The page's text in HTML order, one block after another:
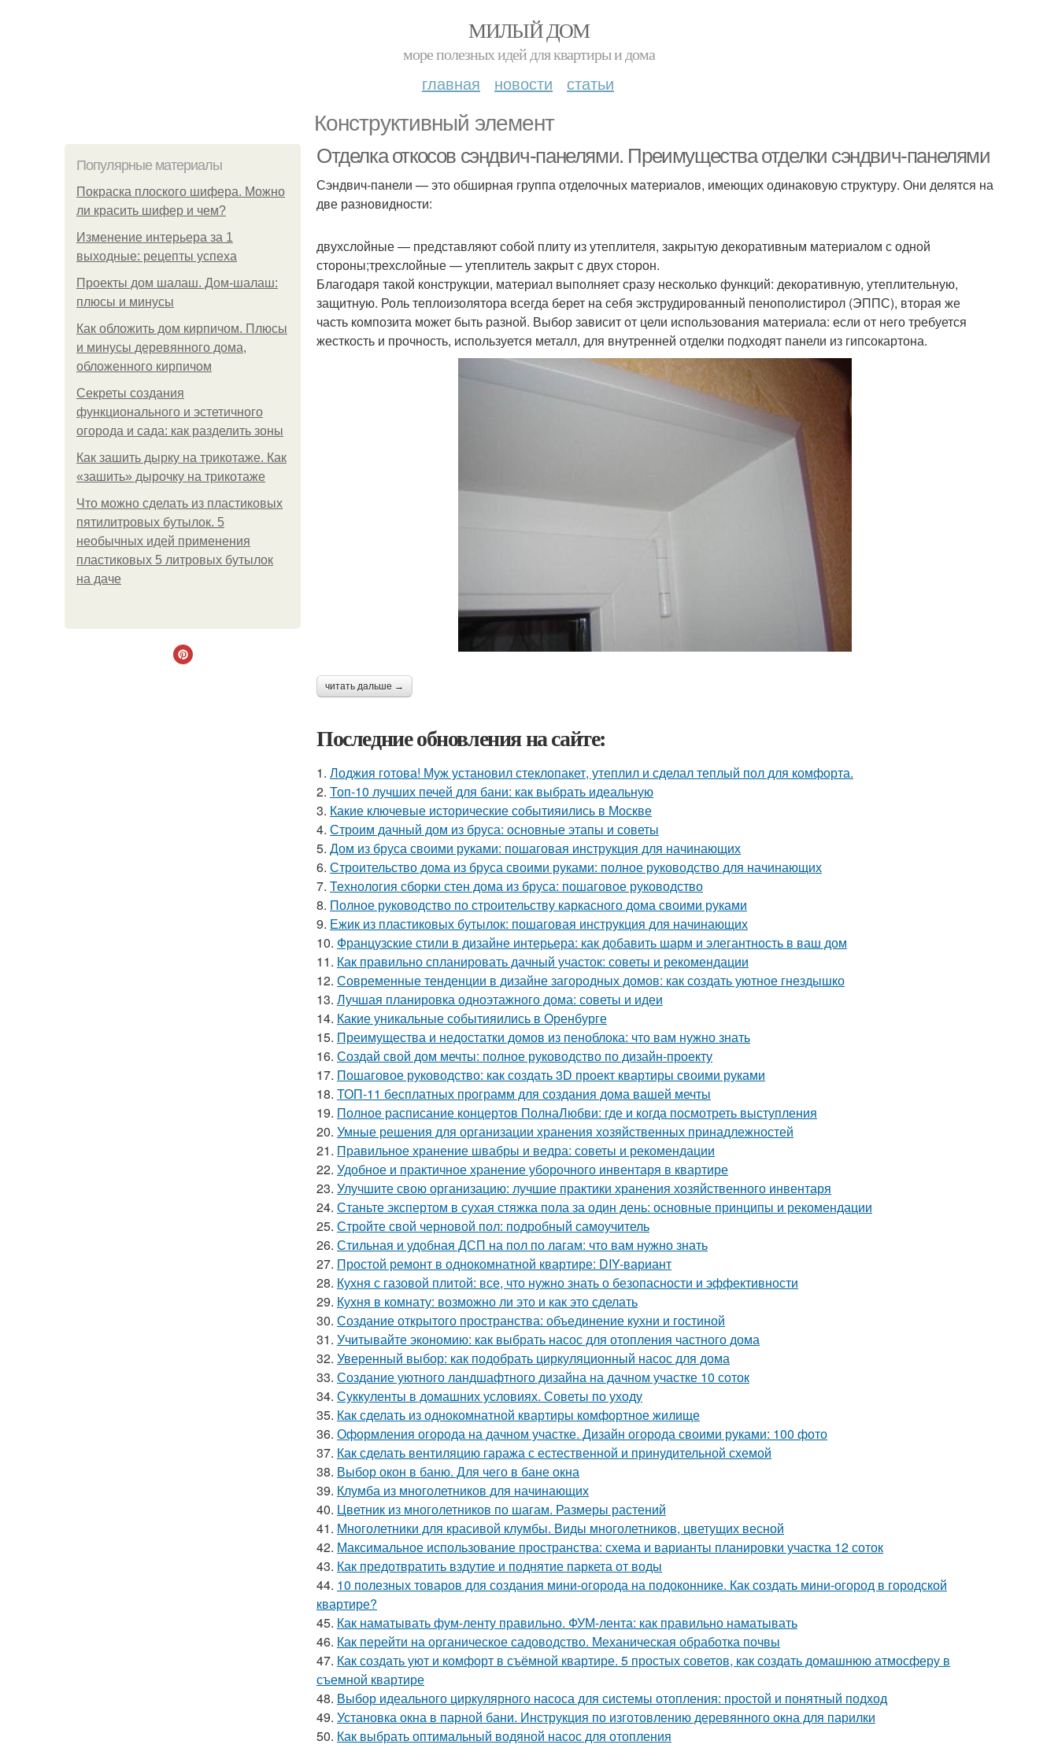
МИЛЫЙ ДОМ
море полезных идей для квартиры и дома
главная новости статьи
Конструктивный элемент
Популярные материалы
Покраска плоского шифера. Можно
ли красить шифер и чем?
Изменение интерьера за 1
выходные: рецепты успеха
Проекты дом шалаш. Дом-шалаш:
плюсы и минусы
Как обложить дом кирпичом. Плюсы
и минусы деревянного дома,
обложенного кирпичом
Секреты создания
функционального и эстетичного
огорода и сада: как разделить зоны
Как зашить дырку на трикотаже. Как
«зашить» дырочку на трикотаже
Что можно сделать из пластиковых
пятилитровых бутылок. 5
необычных идей применения
пластиковых 5 литровых бутылок
на даче
Отделка откосов сэндвич-панелями. Преимущества отделки сэндвич-панелями
Сэндвич-панели — это обширная группа отделочных материалов, имеющих одинаковую структуру. Они делятся на
две разновидности:
двухслойные — представляют собой плиту из утеплителя, закрытую декоративным материалом с одной
стороны;трехслойные — утеплитель закрыт с двух сторон.
Благодаря такой конструкции, материал выполняет сразу несколько функций: декоративную, утеплительную,
защитную. Роль теплоизолятора всегда берет на себя экструдированный пенополистирол (ЭППС), вторая же
часть композита может быть разной. Выбор зависит от цели использования материала: если от него требуется
жесткость и прочность, используется металл, для внутренней отделки подходят панели из гипсокартона.
читать дальше →
Последние обновления на сайте:
1. Лоджия готова! Муж установил стеклопакет, утеплил и сделал теплый пол для комфорта.
2. Топ-10 лучших печей для бани: как выбрать идеальную
3. Какие ключевые исторические событияились в Москве
4. Строим дачный дом из бруса: основные этапы и советы
5. Дом из бруса своими руками: пошаговая инструкция для начинающих
6. Строительство дома из бруса своими руками: полное руководство для начинающих
7. Технология сборки стен дома из бруса: пошаговое руководство
8. Полное руководство по строительству каркасного дома своими руками
9. Ежик из пластиковых бутылок: пошаговая инструкция для начинающих
10. Французские стили в дизайне интерьера: как добавить шарм и элегантность в ваш дом
11. Как правильно спланировать дачный участок: советы и рекомендации
12. Современные тенденции в дизайне загородных домов: как создать уютное гнездышко
13. Лучшая планировка одноэтажного дома: советы и идеи
14. Какие уникальные событияились в Оренбурге
15. Преимущества и недостатки домов из пеноблока: что вам нужно знать
16. Создай свой дом мечты: полное руководство по дизайн-проекту
17. Пошаговое руководство: как создать 3D проект квартиры своими руками
18. ТОП-11 бесплатных программ для создания дома вашей мечты
19. Полное расписание концертов ПолнаЛюбви: где и когда посмотреть выступления
20. Умные решения для организации хранения хозяйственных принадлежностей
21. Правильное хранение швабры и ведра: советы и рекомендации
22. Удобное и практичное хранение уборочного инвентаря в квартире
23. Улучшите свою организацию: лучшие практики хранения хозяйственного инвентаря
24. Станьте экспертом в сухая стяжка пола за один день: основные принципы и рекомендации
25. Стройте свой черновой пол: подробный самоучитель
26. Стильная и удобная ДСП на пол по лагам: что вам нужно знать
27. Простой ремонт в однокомнатной квартире: DIY-вариант
28. Кухня с газовой плитой: все, что нужно знать о безопасности и эффективности
29. Кухня в комнату: возможно ли это и как это сделать
30. Создание открытого пространства: объединение кухни и гостиной
31. Учитывайте экономию: как выбрать насос для отопления частного дома
32. Уверенный выбор: как подобрать циркуляционный насос для дома
33. Создание уютного ландшафтного дизайна на дачном участке 10 соток
34. Суккуленты в домашних условиях. Советы по уходу
35. Как сделать из однокомнатной квартиры комфортное жилище
36. Оформления огорода на дачном участке. Дизайн огорода своими руками: 100 фото
37. Как сделать вентиляцию гаража с естественной и принудительной схемой
38. Выбор окон в баню. Для чего в бане окна
39. Клумба из многолетников для начинающих
40. Цветник из многолетников по шагам. Размеры растений
41. Многолетники для красивой клумбы. Виды многолетников, цветущих весной
42. Максимальное использование пространства: схема и варианты планировки участка 12 соток
43. Как предотвратить вздутие и поднятие паркета от воды
44. 10 полезных товаров для создания мини-огорода на подоконнике. Как создать мини-огород в городской
квартире?
45. Как наматывать фум-ленту правильно. ФУМ-лента: как правильно наматывать
46. Как перейти на органическое садоводство. Механическая обработка почвы
47. Как создать уют и комфорт в съёмной квартире. 5 простых советов, как создать домашнюю атмосферу в
съемной квартире
48. Выбор идеального циркулярного насоса для системы отопления: простой и понятный подход
49. Установка окна в парной бани. Инструкция по изготовлению деревянного окна для парилки
50. Как выбрать оптимальный водяной насос для отопления